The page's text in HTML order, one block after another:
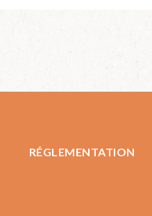
RÉGLEMENTATION